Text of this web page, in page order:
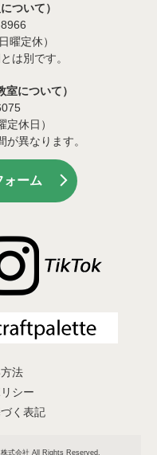
ついて）
曜定休）
は別です。
について）
休日）
異なります。
ォーム
法
シー
く表記
式会社 All Rights Reserved.